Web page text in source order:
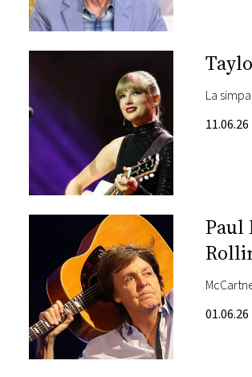
CONCORSI
VIDEO
PRINCIPATO
DI
RMC
CONSIGLIA
La
11.06.26
Paul
01.06.26